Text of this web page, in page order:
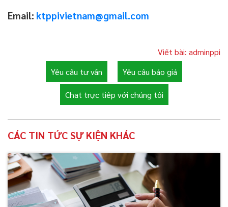
Email: ktppivietnam@gmail.com
Viết bài: adminppi
Yêu cầu tư vấn
Yêu cầu báo giá
Chat trực tiếp với chúng tôi
CÁC TIN TỨC SỰ KIỆN KHÁC